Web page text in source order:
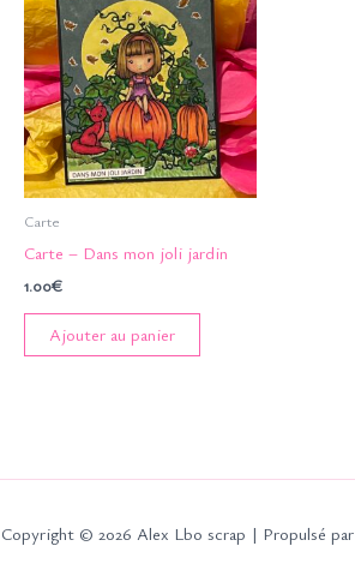
Carte
Carte – Dans mon joli jardin
1.00€
Ajouter au panier
Copyright © 2026 Alex Lbo scrap | Propulsé par